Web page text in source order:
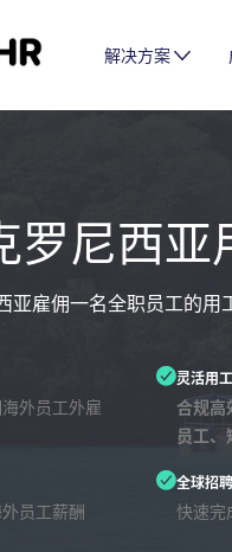
解决方案
罗尼西亚
亚雇佣一名全职员工的用
外员工外雇
灵活用工
合规高
员工、
员工薪酬
全球招聘
快速完